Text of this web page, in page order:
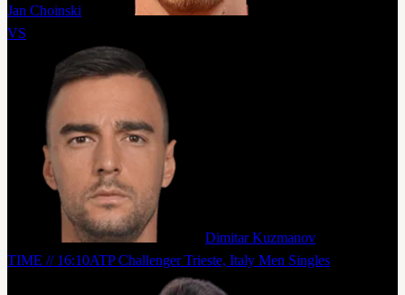
Jan Choinski
VS
Dimitar Kuzmanov
TIME // 16:10ATP Challenger Trieste, Italy Men Singles